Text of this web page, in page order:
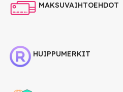
MAKSUVAIHTOEHDOT
HUIPPUMERKIT